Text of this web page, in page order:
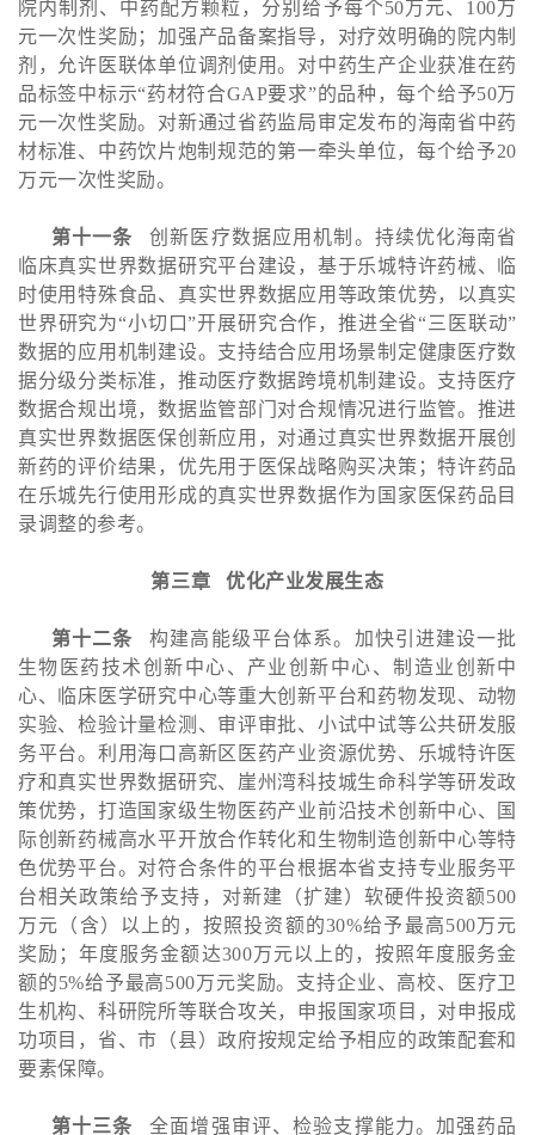
院内制剂、中药配方颗粒，分别给予每个50万元、100万
元一次性奖励；加强产品备案指导，对疗效明确的院内制
剂，允许医联体单位调剂使用。对中药生产企业获准在药
品标签中标示“药材符合GAP要求”的品种，每个给予50万
元一次性奖励。对新通过省药监局审定发布的海南省中药
材标准、中药饮片炮制规范的第一牵头单位，每个给予20
万元一次性奖励。
第十一条 创新医疗数据应用机制。持续优化海南省
临床真实世界数据研究平台建设，基于乐城特许药械、临
时使用特殊食品、真实世界数据应用等政策优势，以真实
世界研究为“小切口”开展研究合作，推进全省“三医联动”
数据的应用机制建设。支持结合应用场景制定健康医疗数
据分级分类标准，推动医疗数据跨境机制建设。支持医疗
数据合规出境，数据监管部门对合规情况进行监管。推进
真实世界数据医保创新应用，对通过真实世界数据开展创
新药的评价结果，优先用于医保战略购买决策；特许药品
在乐城先行使用形成的真实世界数据作为国家医保药品目
录调整的参考。
第三章 优化产业发展生态
第十二条 构建高能级平台体系。加快引进建设一批
生物医药技术创新中心、产业创新中心、制造业创新中
心、临床医学研究中心等重大创新平台和药物发现、动物
实验、检验计量检测、审评审批、小试中试等公共研发服
务平台。利用海口高新区医药产业资源优势、乐城特许医
疗和真实世界数据研究、崖州湾科技城生命科学等研发政
策优势，打造国家级生物医药产业前沿技术创新中心、国
际创新药械高水平开放合作转化和生物制造创新中心等特
色优势平台。对符合条件的平台根据本省支持专业服务平
台相关政策给予支持，对新建（扩建）软硬件投资额500
万元（含）以上的，按照投资额的30%给予最高500万元
奖励；年度服务金额达300万元以上的，按照年度服务金
额的5%给予最高500万元奖励。支持企业、高校、医疗卫
生机构、科研院所等联合攻关，申报国家项目，对申报成
功项目，省、市（县）政府按规定给予相应的政策配套和
要素保障。
第十三条 全面增强审评、检验支撑能力。加强药品